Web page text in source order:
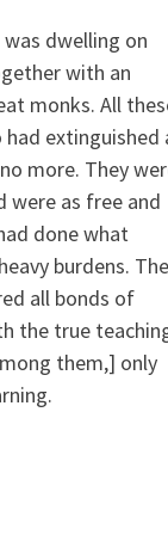
was dwelling on
with an
monks. All
extinguished
more. They
were as free and
done what
burdens.
all bonds of
the true
them,] only